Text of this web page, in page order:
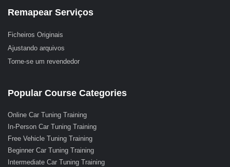
Remapear Serviços
Ficheiros Originais
Ajustando arquivos
Torne-se um revendedor
Popular Course Categories
Online Car Tuning Training
In-Person Car Tuning Training
Free Vehicle Tuning Training
Beginner Car Tuning Training
Intermediate Car Tuning Training